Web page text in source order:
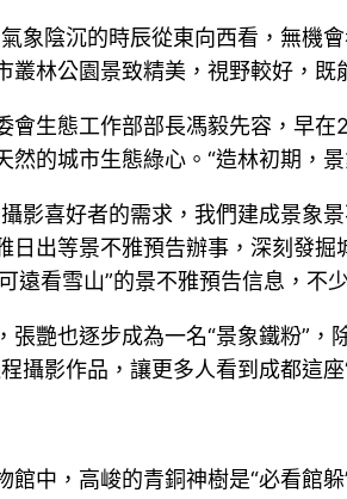
象陰沉的時辰從東向西看，無機
叢林公園景致精美，視野較好，
會生態工作部部長馮毅先容，早
然的城市生態綠心。“造林初期，
影喜好者的需求，我們建成景象
日出等景不雅預告辦事，深刻發
遠看雪山”的景不雅預告信息，不
張艷也逐步成為一名“景象鐵粉”
攝影作品，讓更多人看到成都這座
館中，高峻的青銅神樹是“必看館